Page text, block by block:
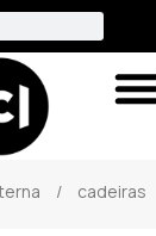
/ cadeiras